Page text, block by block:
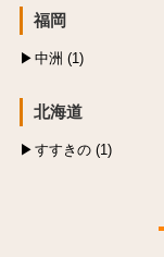
福岡
中洲 (1)
北海道
すすきの (1)